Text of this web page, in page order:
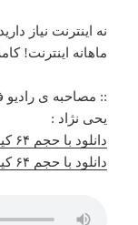
نه اینترنت نیاز
ماهانه اینترنت!
:: مصاحبه ی رادیو
یحی نژاد :
دانلود با حجم ۶۴ کیلوبایت – سرور نخست
دانلود با حجم ۶۴ کیلوبایت – سرور دوم